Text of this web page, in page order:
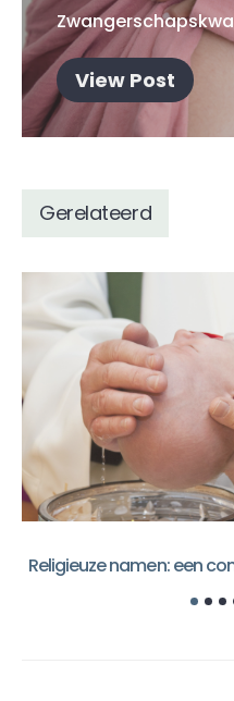
View Post
Gerelateerd
Religieuze namen: een